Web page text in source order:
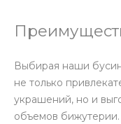
Выбирая наши
не только
украшений, но и
объемов